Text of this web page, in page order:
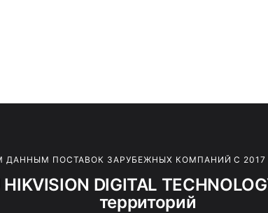
ДАННЫМ ПОСТАВОК ЗАРУБЕЖНЫХ КОМПАНИЙ С
DIGITAL
территорий